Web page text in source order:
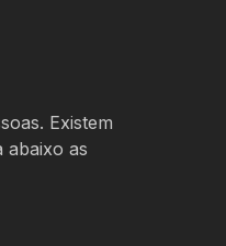
Existem
abaixo as